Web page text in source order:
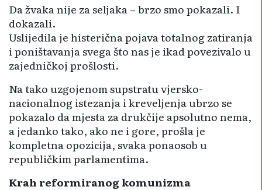
Da žvaka nije za seljaka – brzo smo pokazali. I
dokazali.
Uslijedila je histerična pojava totalnog zatiranja
i poništavanja svega što nas je ikad povezivalo u
zajedničkoj prošlosti.
Na tako uzgojenom supstratu vjersko-
nacionalnog istezanja i kreveljenja ubrzo se
pokazalo da mjesta za drukčije apsolutno nema,
a jedanko tako, ako ne i gore, prošla je
kompletna opozicija, svaka ponaosob u
republičkim parlamentima.
Krah reformiranog komunizma